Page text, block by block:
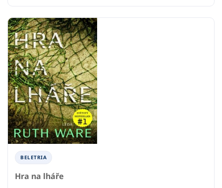
BELETRIA
Hra na lháře